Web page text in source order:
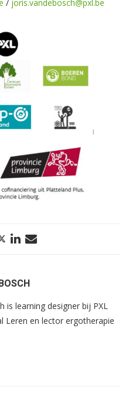
/ joris.vandebosch@pxl.be
is learning designer bij PXL
Leren en lector ergotherapie